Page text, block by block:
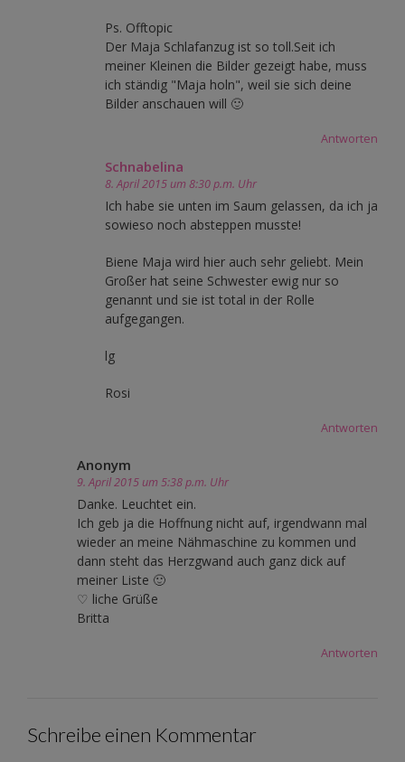
Ps. Offtopic
Der Maja Schlafanzug ist so toll.Seit ich
meiner Kleinen die Bilder gezeigt habe, muss
ich ständig "Maja holn", weil sie sich deine
Bilder anschauen will 🙂
Antworten
Schnabelina
8. April 2015 um 8:30 p.m. Uhr
Ich habe sie unten im Saum gelassen, da ich ja
sowieso noch absteppen musste!
Biene Maja wird hier auch sehr geliebt. Mein
Großer hat seine Schwester ewig nur so
genannt und sie ist total in der Rolle
aufgegangen.
lg
Rosi
Antworten
Anonym
9. April 2015 um 5:38 p.m. Uhr
Danke. Leuchtet ein.
Ich geb ja die Hoffnung nicht auf, irgendwann mal
wieder an meine Nähmaschine zu kommen und
dann steht das Herzgwand auch ganz dick auf
meiner Liste 🙂
♡ liche Grüße
Britta
Antworten
Schreibe einen Kommentar